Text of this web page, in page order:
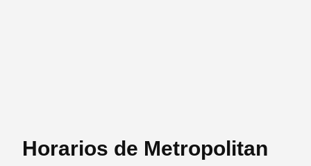
Horarios de Metropolitan